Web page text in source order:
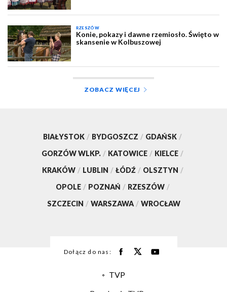
RZESZÓW
Konie, pokazy i dawne rzemiosło. Święto w
skansenie w Kolbuszowej
ZOBACZ WIĘCEJ
BIAŁYSTOK / BYDGOSZCZ / GDAŃSK /
GORZÓW WLKP. / KATOWICE / KIELCE /
KRAKÓW / LUBLIN / ŁÓDŹ / OLSZTYN /
OPOLE / POZNAŃ / RZESZÓW /
SZCZECIN / WARSZAWA / WROCŁAW
Dołącz do nas:
TVP